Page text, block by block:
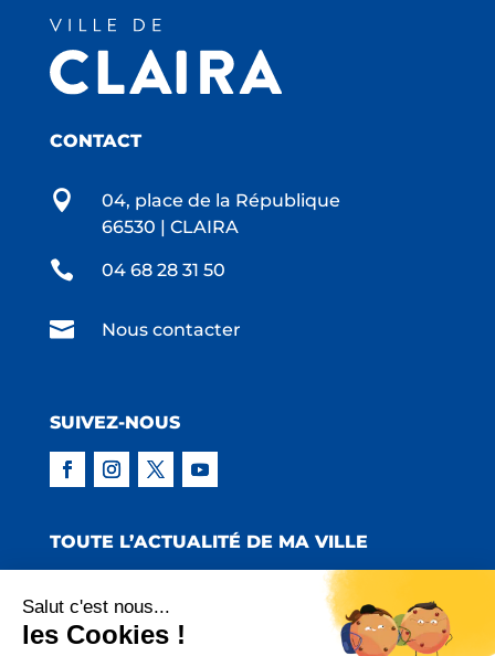
CONTACT

04, place de la République
66530 | CLAIRA
 04 68 28 31 50
 Nous contacter
SUIVEZ-NOUS
TOUTE L’ACTUALITÉ DE MA VILLE
Salut c'est nous...
les Cookies !